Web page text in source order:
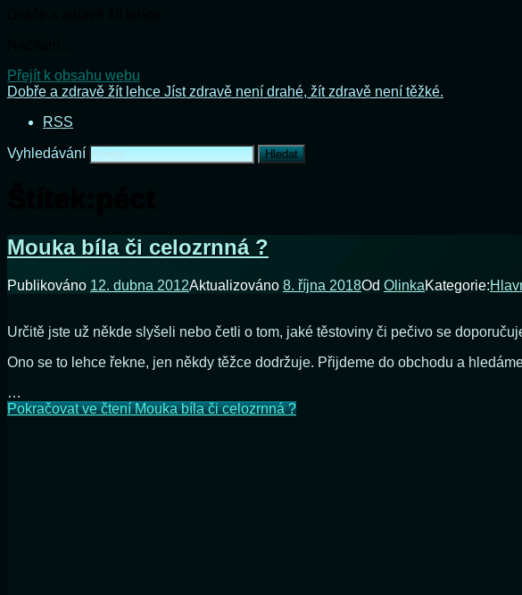
Přejít k obsahu webu
Dobře a zdravě žít lehce Jíst zdravě není drahé, žít zdravě není těžké.
RSS
Vyhledávání
Mouka bíla či celozrnná ?
Publikováno 12. dubna 2012Aktualizováno 8. října 2018Od OlinkaKategorie:
Určitě jste už někde slyšeli nebo četli o tom, jaké těstoviny či pečivo se
Ono se to lehce řekne, jen někdy těžce dodržuje. Přijdeme do obchodu a
…
Pokračovat ve čteníMouka bíla či celozrnná ?